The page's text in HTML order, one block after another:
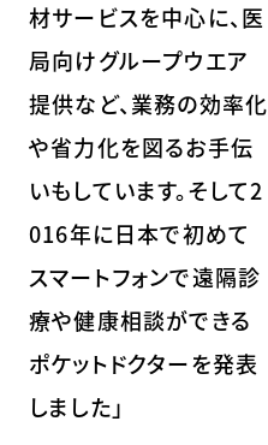
材サービスを中心に、医
局向けグループウエア
提供など、業務の効率化
や省力化を図るお手伝
いもしています。そして2
016年に日本で初めて
スマートフォンで遠隔診
療や健康相談ができる
ポケットドクターを発表
しました」